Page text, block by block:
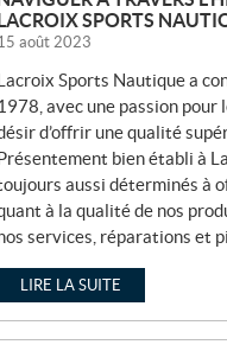
SPORTS
août 2023
Sports Nautique a
avec une passion pour
d’offrir une qualité
bien établi à
aussi déterminés à
à la qualité de nos
services, réparations et
LIRE LA SUITE